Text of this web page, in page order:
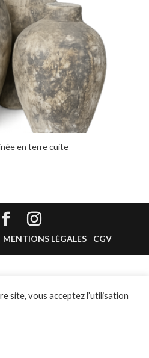
en terre cuite
MENTIONS LÉGALES - CGV
site, vous acceptez l’utilisation